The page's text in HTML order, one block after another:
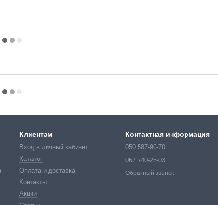
Клиентам
Вход в личный кабинет
Каталог
Оплата и доставка
Контакты
Акции
Контактная информация
050 587-90-70
067 740-25-03
Обратный звонок